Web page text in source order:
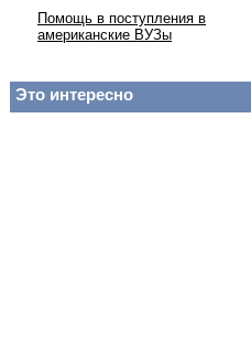
Помощь в поступления в
американские ВУЗы
Это интересно